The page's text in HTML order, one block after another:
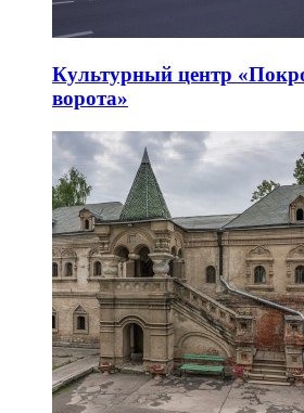
Культурный центр
ворота»